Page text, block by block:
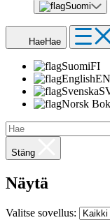
Suomi
HaeHae
SuomiFI
EnglishEN
Svenska
Norsk
Stäng
Näytä
Valitse sovellus: